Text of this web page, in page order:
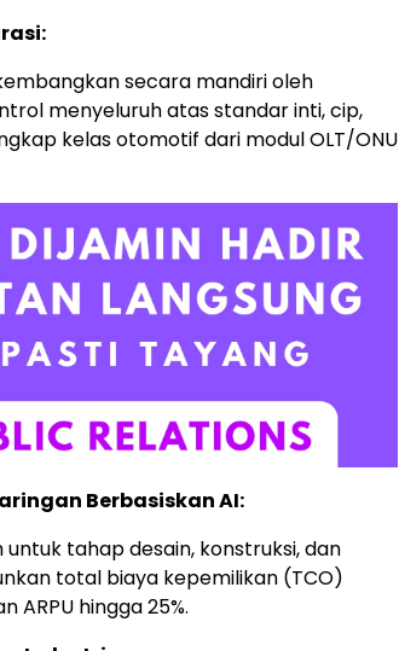
secara mandiri oleh
menyeluruh atas standar inti, cip,
kelas otomotif dari modul OLT/ONU
Berbasiskan AI:
untuk tahap desain, konstruksi, dan
total biaya kepemilikan (TCO)
ARPU hingga 25%.